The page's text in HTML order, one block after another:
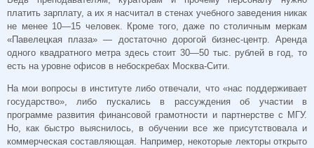
платить зарплату, а их я насчитал в стенах учебного заведения никак
не менее 10—15 человек. Кроме того, даже по столичным меркам
«Павелецкая плаза» — достаточно дорогой бизнес-центр. Аренда
одного квадратного метра здесь стоит 30—50 тыс. рублей в год, то
есть на уровне офисов в небоскребах Москва-Сити.
На мои вопросы в институте либо отвечали, что «нас поддерживает
государство», либо пускались в рассуждения об участии в
программе развития финансовой грамотности и партнерстве с МГУ.
Но, как быстро выяснилось, в обучении все же присутствовала и
коммерческая составляющая. Например, некоторые лекторы открыто